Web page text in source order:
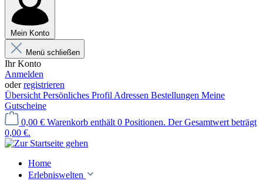
Mein Konto
Menü schließen
Ihr Konto
Anmelden
oderregistrieren
Übersicht Persönliches Profil Adressen Bestellungen Meine
Gutscheine
0,00 € Warenkorb enthält 0 Positionen. Der Gesamtwert beträgt
0,00 €.
Home
Erlebniswelten